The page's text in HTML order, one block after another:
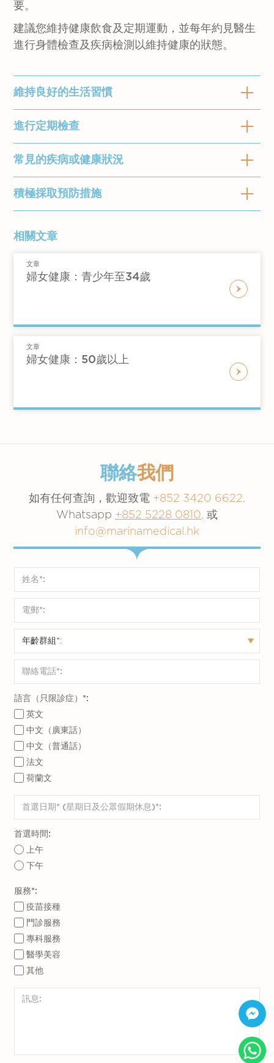
要。
建議您維持健康飲食及定期運動，並每年約見醫生
進行身體檢查及疾病檢測以維持健康的狀態。
維持良好的生活習慣
「好的習慣值得狂熱。」-約翰·艾文（小說家）
部分健康的生活習慣，而某些習慣則可能對您未
常重要，建議您定期進行身體檢查，並審視是否
建立健康及均衡的飲食習慣
每天進行至少30分鐘的中等強度運動，例
戒煙
限制每天飲用最多一杯標準大小的酒精飲
見，並尋求協助以建立良好的日常生活習慣。
進行定期檢查
每年進行定期健康檢查有助您了解個人健康狀況
並訂立目標。透過每年檢查，您可以專注照顧當
前的健康狀況並預防疾病。如不幸確診，亦可及
早採取治療措施。定期檢查有助維持長遠的健
量的事項：
日常的運動及飲食習慣
與醫生分享您的疑慮和困惑，作進一步討論，有
本診所提供不同的健康檢查計劃。
常見的疾病或健康狀況
這階段常見的疾病或健康狀況：
乳癌是香港女性中最常見的癌症。根據本港
案的26.6％。它是第三大由癌症導致死亡的原
因。及早診斷可以挽救生命，有效及全面的乳房
查。建議女性定期約見醫生進行檢查。
糖尿病
糖尿病是一種慢性疾病，特徵是由胰島素缺乏，
阻抗或兩者共同引起的血糖水平升高。糖尿病會
高血壓是動脈血壓持續偏高的慢性疾病。如果血
壓長時間維持在較高水平，可能會出現各種健康
問題，包括中風、冠心病、心臟衰竭、慢性腎
病，甚至是早逝。
心臟病
「心臟病」 泛指與心臟相關的疾病。在不同類
型的心臟病中，冠心病是導致死亡的主要原因。
冠心病的患者可能會經歷中央壓迫性胸痛或疲勞
加劇，但休息後可得到好轉。疼痛可能擴散到手
臂、肩膀、頸和下頜。冠心病有許多的風險因
素，但大部分是可以預防或治療的。
更年期（又稱「絕經期」）被定義為永久停經。
更年期常出現於51.4歲（中位數）的女性，代表
女性卵巢中的卵泡（卵子）幾乎或完全耗盡。更
年期平均在最後一次月經前四年左右開始，當中
涉及的身心變化有機會影響女性的生活質量。主
要特點是月經週期及荷爾蒙不穩定。荷爾蒙的變
化可能會導致高血壓及心臟病，並增加焦慮及抑
鬱的風險。根據個人身體狀況，您有機會出現潮
熱、體重增加、性慾下降和疲勞等症狀。由於預
期出現的生理變化，建議您維持健康飲食和定期
運動以緩解不適並保持身體健康。
積極採取預防措施
「預防勝於治療」
採取預防措施。你可以就疫苗接種、疾病檢測和
健康檢查等方面與醫生進行商討。針對潛在疾病
接種季節性流感疫苗
性傳染病（STD）檢測
綜合健康檢查
並非每年都需要進行所有疾病檢測或疫苗接種，
較理想的做法是根據年齡、病史以及出現的症狀
或疑慮，與醫生商量合適的方案。
儘管您的人生目標可能會在不同階段改變，但應
我們的醫生團隊會提供專業協助，並與您同行奠
定健康生活的每一步。從今天起積極關注個人健
相關文章
文章
婦女健康：青少年至34歲
文章
婦女健康：50歲以上
聯絡我們
如有任何查詢，歡迎致電 +852 3420 6622,
Whatsapp +852 5228 0810, 或
info@marinamedical.hk
語言（只限診症）*:
英文
中文（廣東話）
中文（普通話）
法文
荷蘭文
首選時間:
上午
下午
服務*:
疫苗接種
門診服務
專科服務
醫學美容
其他